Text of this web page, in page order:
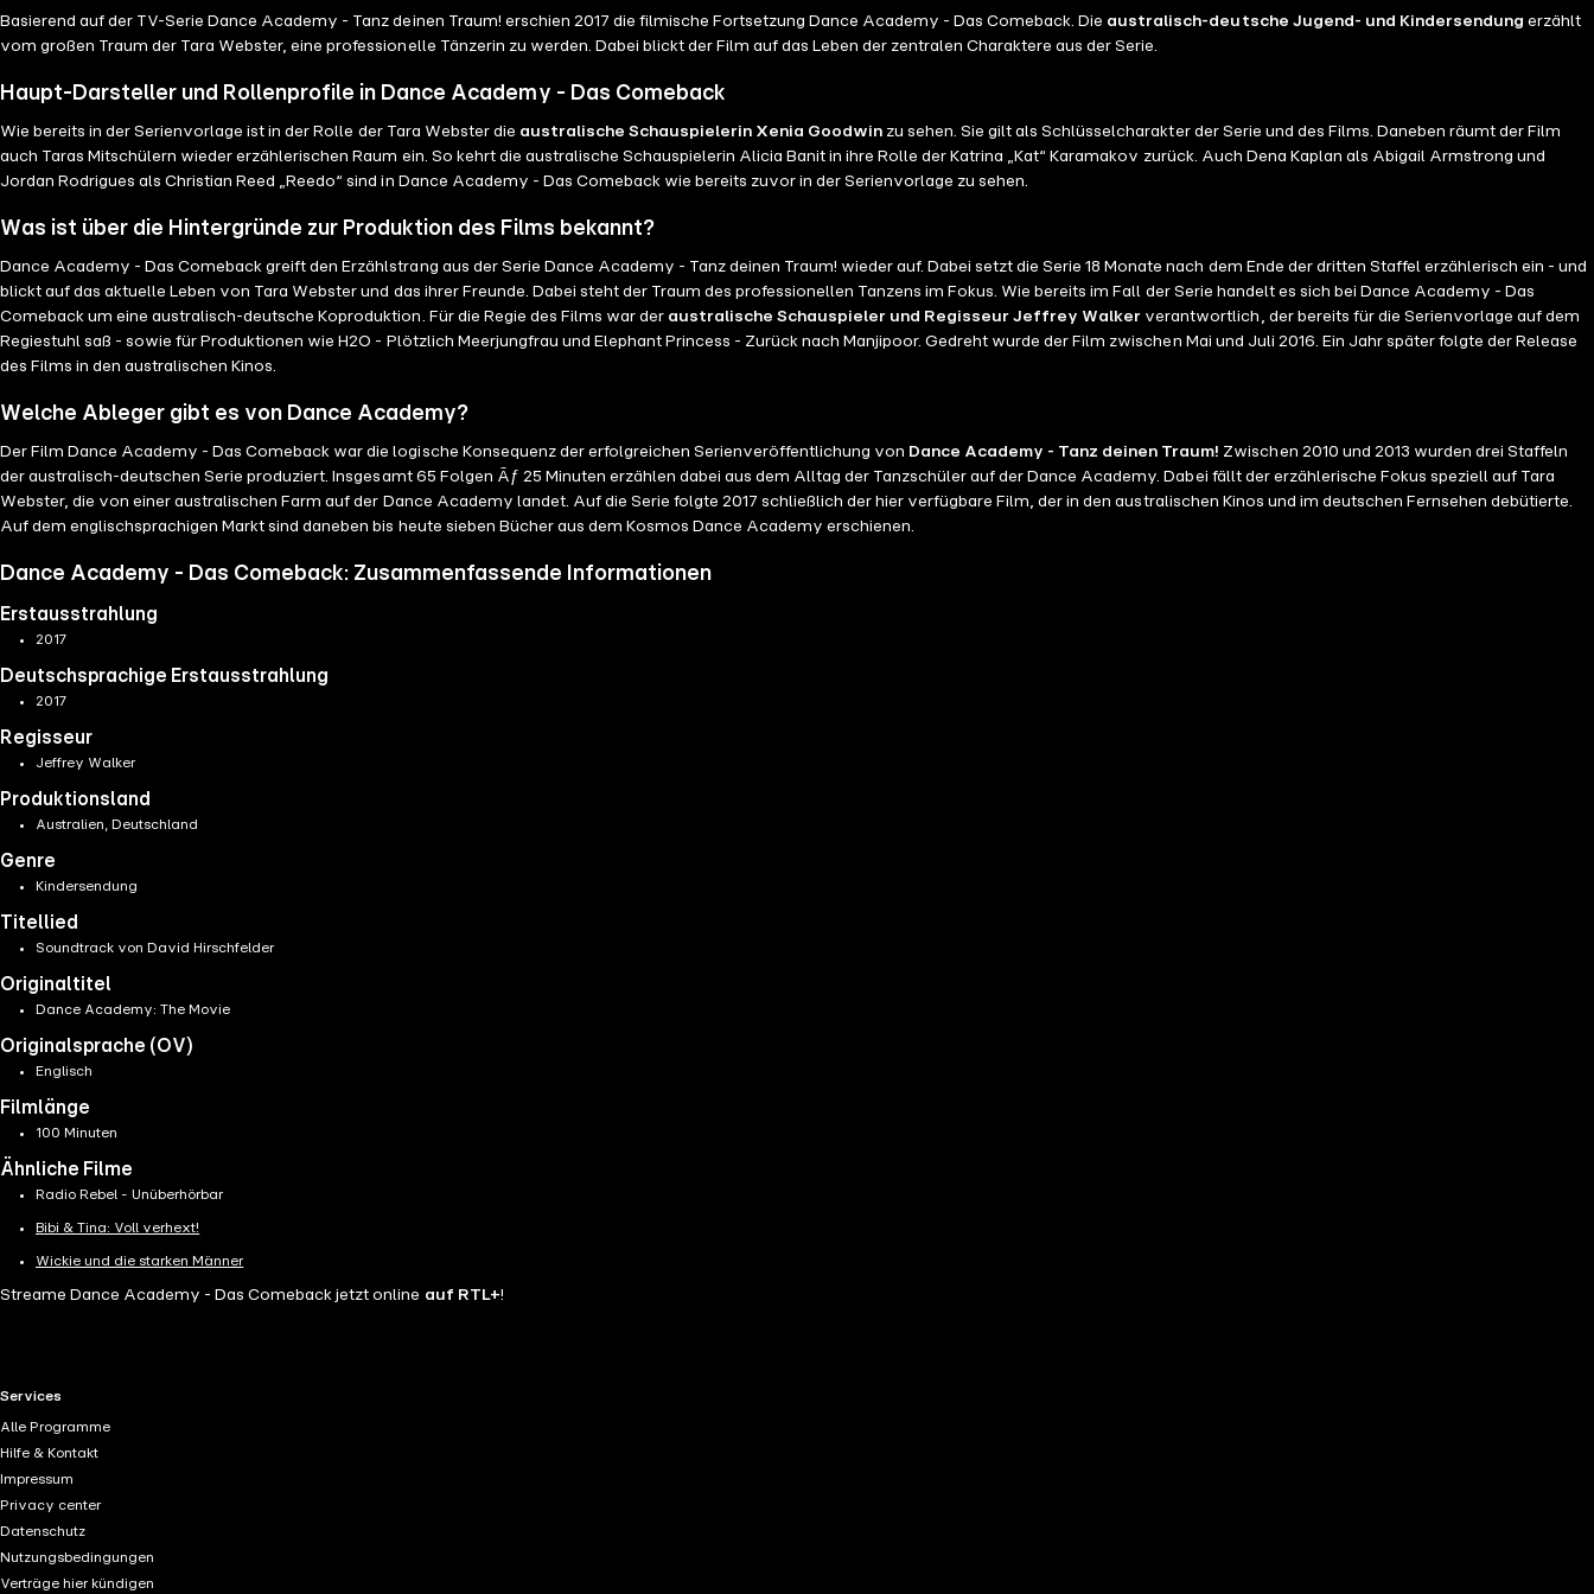
Basierend auf der TV-Serie Dance Academy - Tanz deinen Traum! erschien 2017 die filmische Fortsetzung Dance Academy - Das Comeback. Die australisch-deutsche Jugend- und Kindersendung erzählt
vom großen Traum der Tara Webster, eine professionelle Tänzerin zu werden. Dabei blickt der Film auf das Leben der zentralen Charaktere aus der Serie.
Haupt-Darsteller und Rollenprofile in Dance Academy - Das Comeback
Wie bereits in der Serienvorlage ist in der Rolle der Tara Webster die australische Schauspielerin Xenia Goodwin zu sehen. Sie gilt als Schlüsselcharakter der Serie und des Films. Daneben räumt der Film
auch Taras Mitschülern wieder erzählerischen Raum ein. So kehrt die australische Schauspielerin Alicia Banit in ihre Rolle der Katrina „Kat“ Karamakov zurück. Auch Dena Kaplan als Abigail Armstrong und
Jordan Rodrigues als Christian Reed „Reedo“ sind in Dance Academy - Das Comeback wie bereits zuvor in der Serienvorlage zu sehen.
Was ist über die Hintergründe zur Produktion des Films bekannt?
Dance Academy - Das Comeback greift den Erzählstrang aus der Serie Dance Academy - Tanz deinen Traum! wieder auf. Dabei setzt die Serie 18 Monate nach dem Ende der dritten Staffel erzählerisch ein - und
blickt auf das aktuelle Leben von Tara Webster und das ihrer Freunde. Dabei steht der Traum des professionellen Tanzens im Fokus. Wie bereits im Fall der Serie handelt es sich bei Dance Academy - Das
Comeback um eine australisch-deutsche Koproduktion. Für die Regie des Films war der australische Schauspieler und Regisseur Jeffrey Walker verantwortlich, der bereits für die Serienvorlage auf dem
Regiestuhl saß - sowie für Produktionen wie H2O - Plötzlich Meerjungfrau und Elephant Princess - Zurück nach Manjipoor. Gedreht wurde der Film zwischen Mai und Juli 2016. Ein Jahr später folgte der Release
des Films in den australischen Kinos.
Welche Ableger gibt es von Dance Academy?
Der Film Dance Academy - Das Comeback war die logische Konsequenz der erfolgreichen Serienveröffentlichung von Dance Academy - Tanz deinen Traum! Zwischen 2010 und 2013 wurden drei Staffeln
der australisch-deutschen Serie produziert. Insgesamt 65 Folgen Ãƒ 25 Minuten erzählen dabei aus dem Alltag der Tanzschüler auf der Dance Academy. Dabei fällt der erzählerische Fokus speziell auf Tara
Webster, die von einer australischen Farm auf der Dance Academy landet. Auf die Serie folgte 2017 schließlich der hier verfügbare Film, der in den australischen Kinos und im deutschen Fernsehen debütierte.
Auf dem englischsprachigen Markt sind daneben bis heute sieben Bücher aus dem Kosmos Dance Academy erschienen.
Dance Academy - Das Comeback: Zusammenfassende Informationen
Erstausstrahlung
2017
Deutschsprachige Erstausstrahlung
2017
Regisseur
Jeffrey Walker
Produktionsland
Australien, Deutschland
Genre
Kindersendung
Titellied
Soundtrack von David Hirschfelder
Originaltitel
Dance Academy: The Movie
Originalsprache (OV)
Englisch
Filmlänge
100 Minuten
Ähnliche Filme
Radio Rebel - Unüberhörbar
Bibi & Tina: Voll verhext!
Wickie und die starken Männer
Streame Dance Academy - Das Comeback jetzt online auf RTL+!
RTL+ useful links.
Services
Alle Programme
Hilfe & Kontakt
Impressum
Privacy center
Datenschutz
Nutzungsbedingungen
Verträge hier kündigen